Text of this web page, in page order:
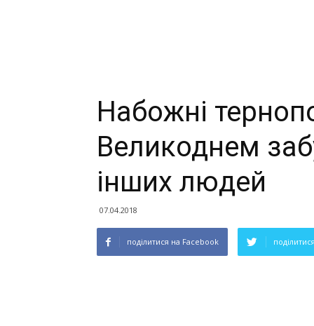
Набожні
Великоднем
інших людей
07.04.2018
поділитися на Facebook